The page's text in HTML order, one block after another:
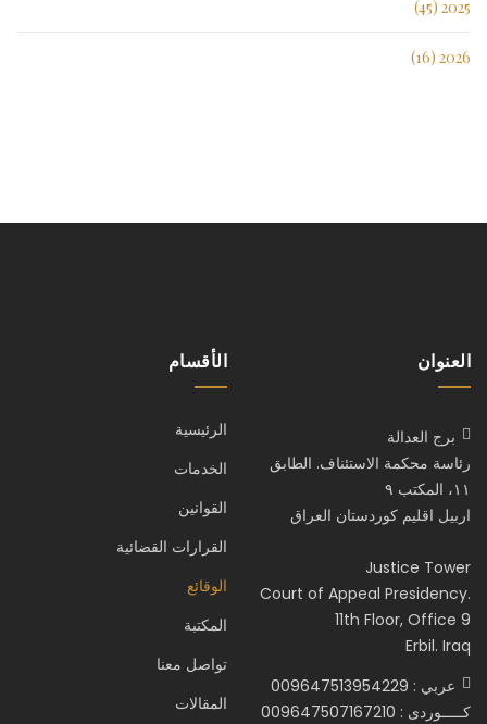
2025 (45)
2026 (16)
العنوان
برج العدالة
رئاسة محكمة الاستئناف. الطابق
١١، المكتب ٩
اربيل اقليم كوردستان العراق
Justice Tower
Court of Appeal Presidency.
11th Floor, Office 9
Erbil. Iraq
عربي : 009647513954229
كـــــوردى : 009647507167210
الأقسام
الرئيسية
الخدمات
القوانين
القرارات القضائية
الوقائع
المكتبة
تواصل معنا
المقالات